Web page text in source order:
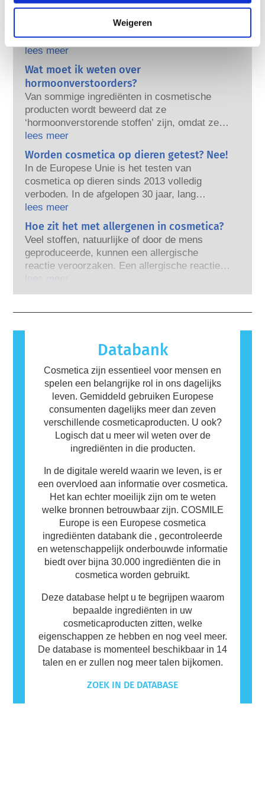
Weigeren
Strenge wetten zorgen ervoor dat cosmetica
en persoonlijke verzorgingsproducten die in de
Europese Unie worden verkocht veilig zijn
voor gebruik. Bedrijven, nationale en
Europese regelgevende instanties delen de
verantwoordelijkheid om cosmetische
producten veilig te houden.
lees meer
Wat moet ik weten over
hormoonverstoorders?
Van sommige ingrediënten in cosmetische
producten wordt beweerd dat ze
‘hormoonverstorende stoffen’ zijn, omdat ze
de eigenschappen van onze hormonen kunnen
nabootsen. Het is niet omdat iets een hormoon
kan nabootsen dat het ons hormoonsysteem
verstoort. Veel stoffen, waaronder ook
natuurlijke, bootsen hormonen na, maar van
heel weinig stoffen, en dat zijn meestal
krachtige medicijnen, is ooit aangetoond dat
ze het hormoonsysteem verstoren. De strenge
productveiligheidsbeoordelingen door
gekwalificeerde, wetenschappelijke experts
die bedrijven wettelijk verplicht zijn uit te
voeren, bestrijken alle potentiële risico’s,
lees meer
Worden cosmetica op dieren getest? Nee!
In de Europese Unie is het testen van
cosmetica op dieren sinds 2013 volledig
verboden. In de afgelopen 30 jaar, lang
voordat er een verbod kwam, heeft de
cosmetica- en lichaamsverzorgingsindustrie
geïnvesteerd in onderzoek en ontwikkeling als
pionier van alternatieven voor dierproeven om
de veiligheid van cosmetica-ingrediënten en -
producten te beoordelen.
lees meer
Hoe zit het met allergenen in cosmetica?
Veel stoffen, natuurlijke of door de mens
geproduceerde, kunnen een allergische
reactie veroorzaken. Een allergische reactie
treedt op wanneer iemands immuunsysteem
verzorgingsproducten kunnen ingrediënten
bevatten die voor sommige mensen allergeen
zijn. Dit betekent niet dat het product niet
veilig is voor anderen om te gebruiken.
lees meer
Databank
Cosmetica zijn essentieel voor mensen en
spelen een belangrijke rol in ons dagelijks
leven. Gemiddeld gebruiken Europese
consumenten dagelijks meer dan zeven
verschillende cosmeticaproducten. U ook?
Logisch dat u meer wil weten over de
ingrediënten in die producten.
In de digitale wereld waarin we leven, is er
een overvloed aan informatie over cosmetica.
Het kan echter moeilijk zijn om te weten
welke bronnen betrouwbaar zijn. COSMILE
Europe is een Europese cosmetica
ingrediënten databank die , gecontroleerde
en wetenschappelijk onderbouwde informatie
biedt over bijna 30.000 ingrediënten die in
cosmetica worden gebruikt.
Deze database helpt u te begrijpen waarom
bepaalde ingrediënten in uw
cosmeticaproducten zitten, welke
eigenschappen ze hebben en nog veel meer.
De database is momenteel beschikbaar in 14
talen en er zullen nog meer talen bijkomen.
ZOEK IN DE DATABASE